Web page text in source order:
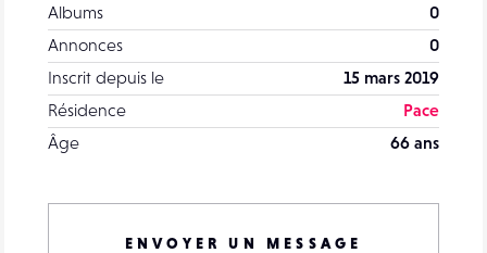
Albums
0
Annonces
0
Inscrit depuis le
15 mars 2019
Résidence
Pace
Âge
66 ans
ENVOYER UN MESSAGE